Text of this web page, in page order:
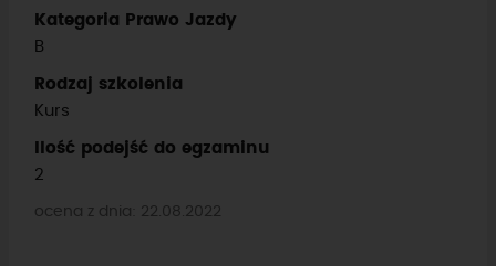
Kategoria Prawo Jazdy
B
Rodzaj szkolenia
Kurs
Ilość podejść do egzaminu
2
ocena z dnia: 22.08.2022